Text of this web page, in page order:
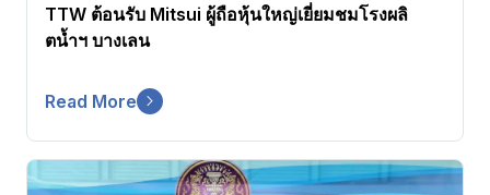
TTW ต้อนรับ Mitsui ผู้ถือหุ้นใหญ่เยี่ยมชมโรงผลิ
ตน้ำฯ บางเลน
Read More